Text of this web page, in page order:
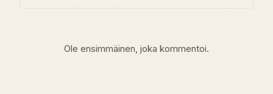
Ole ensimmäinen, joka kommentoi.